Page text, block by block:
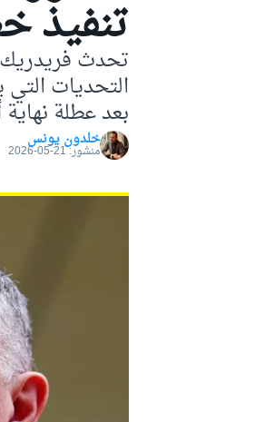
موتو جي بي
تنفيذ
تحدث فريدريك
التحديات التي
بعد عطلة
خلدون يونس
منشور:21-05-2026